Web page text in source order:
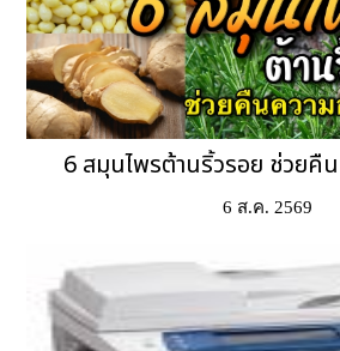
6 สมุนไพรต้านริ้วรอย ช่วยคื
6 ส.ค. 2569